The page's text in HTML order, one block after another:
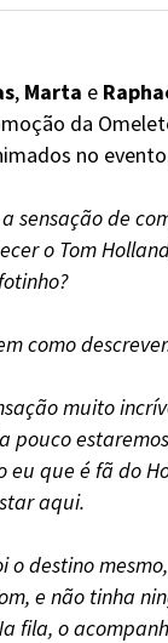
, Marta e
da
no
sensação de
o Tom
como
muito
pouco
eu que é fã do
aqui.
o destino
e não tinha
fila, o